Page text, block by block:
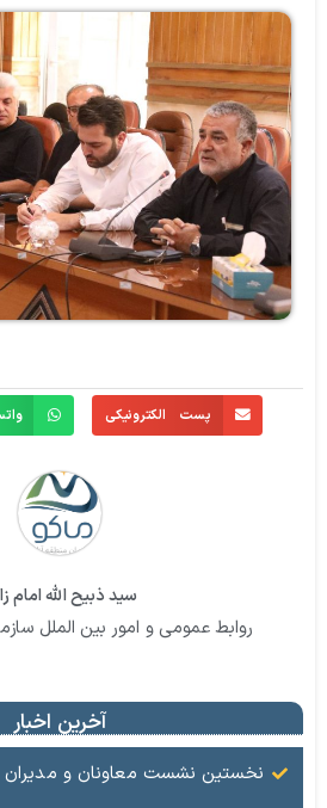
پست الکترونیکی
سید ذبیح الله امام
روابط عمومی و امور بین الملل
آخرین اخبار
نخستین نشست معاونان و مدیران حوزه‌های عمرانی، فنی، شهرسازی، محیط‌زیست، خدمات